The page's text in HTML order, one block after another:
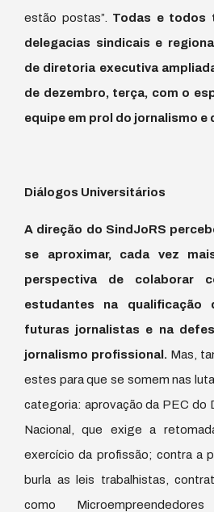
estão postas”. Todas e todos
delegacias sindicais e
de diretoria executiva
de dezembro, terça, com o
equipe em prol do jornalismo e
Diálogos Universitários
A direção do SindJoRS
se aproximar, cada vez
perspectiva de colaborar
estudantes na
futuras jornalistas e na
jornalismo profissional. Mas,
estes para que se somem nas
categoria: aprovação da PEC do
Nacional, que exige a
exercício da profissão; contra a
burla as leis trabalhistas,
como